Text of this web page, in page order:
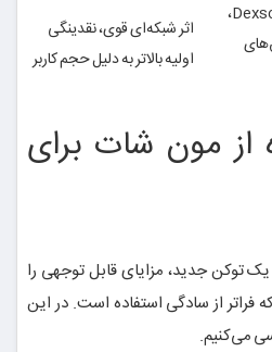
یکپارچگی با Dexscreener،
اثر شبکه‌ای قوی، نقدینگی
اولیه بالاتر به دلیل حجم کاربر
از مون شات برای
توکن جدید، مزایای قابل توجهی را
فراتر از سادگی استفاده است. در این
می‌کنیم.